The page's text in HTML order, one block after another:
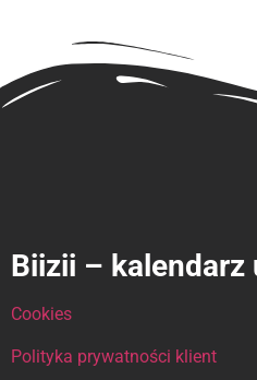
Biizii – kalendarz
Cookies
Polityka prywatności klient